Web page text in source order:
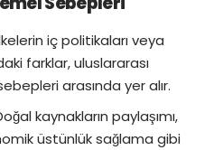
iç politikaları veya
farklar, uluslararası
arasında yer alır.
kaynakların paylaşımı,
üstünlük sağlama gibi